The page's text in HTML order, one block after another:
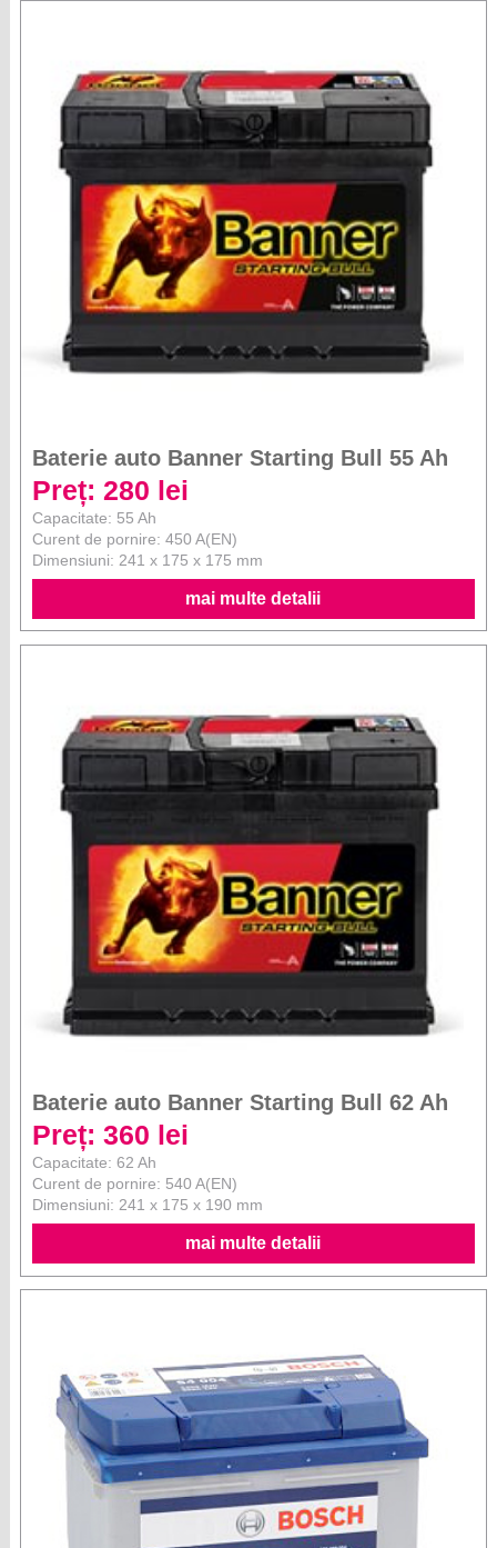
Baterie auto Banner Starting Bull 55 Ah
Preț: 280 lei
Capacitate: 55 Ah
Curent de pornire: 450 A(EN)
Dimensiuni: 241 x 175 x 175 mm
mai multe detalii
Baterie auto Banner Starting Bull 62 Ah
Preț: 360 lei
Capacitate: 62 Ah
Curent de pornire: 540 A(EN)
Dimensiuni: 241 x 175 x 190 mm
mai multe detalii